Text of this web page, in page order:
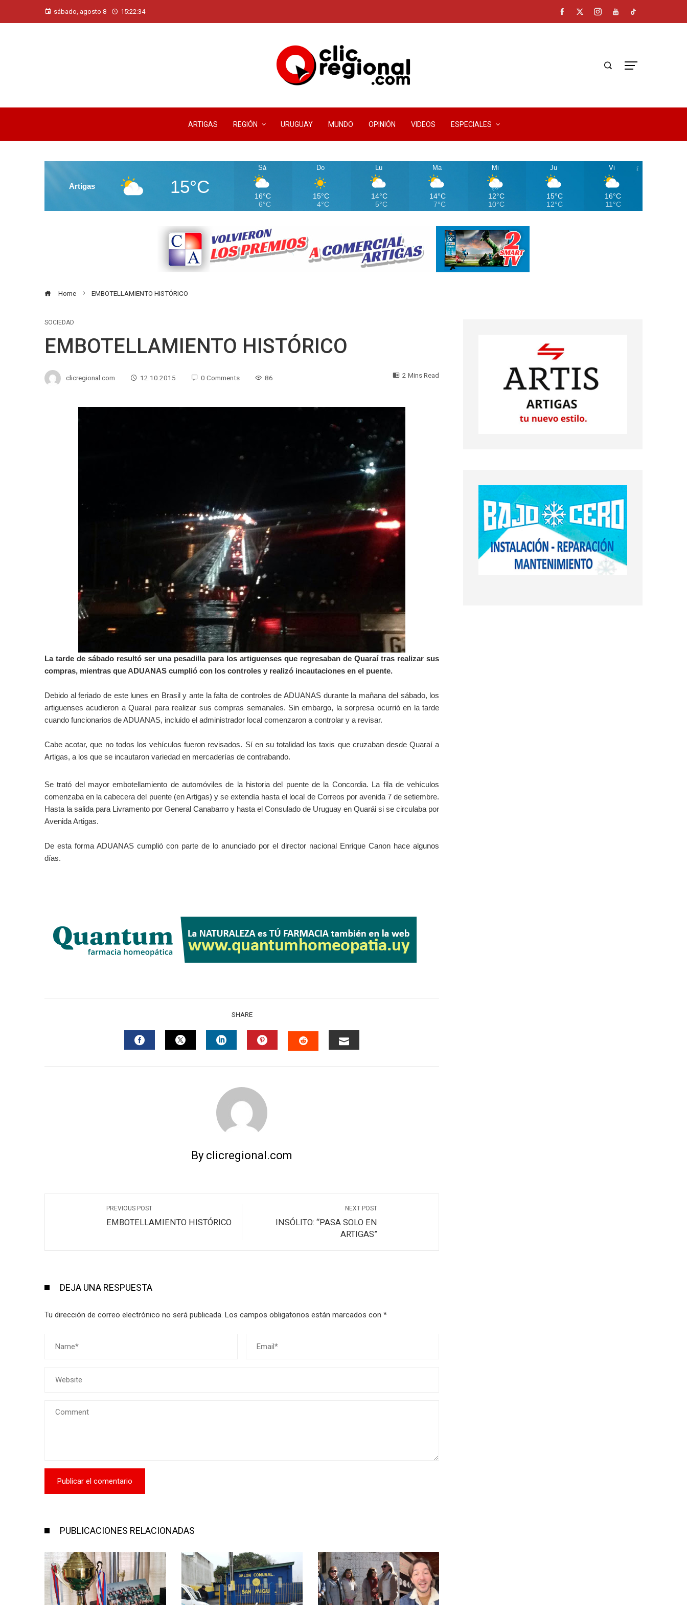
sábado, agosto 8 15:22:34
ARTIGAS REGIÓN URUGUAY MUNDO OPINIÓN VIDEOS ESPECIALES
Artigas 15°C
Sá
16°C
6°C
Do
15°C
4°C
Lu
14°C
5°C
Ma
14°C
7°C
Mi
12°C
10°C
Ju
15°C
12°C
Vi
16°C
11°C
Home EMBOTELLAMIENTO HISTÓRICO
SOCIEDAD
EMBOTELLAMIENTO HISTÓRICO
clicregional.com 12.10.2015 0 Comments 86 2 Mins Read
La tarde de sábado resultó ser una pesadilla para los artiguenses que regresaban de Quaraí tras realizar sus
compras, mientras que ADUANAS cumplió con los controles y realizó incautaciones en el puente.
Debido al feriado de este lunes en Brasil y ante la falta de controles de ADUANAS durante la mañana del sábado, los
artiguenses acudieron a Quaraí para realizar sus compras semanales. Sin embargo, la sorpresa ocurrió en la tarde
cuando funcionarios de ADUANAS, incluido el administrador local comenzaron a controlar y a revisar.
Cabe acotar, que no todos los vehículos fueron revisados. Sí en su totalidad los taxis que cruzaban desde Quaraí a
Artigas, a los que se incautaron variedad en mercaderías de contrabando.
Se trató del mayor embotellamiento de automóviles de la historia del puente de la Concordia. La fila de vehículos
comenzaba en la cabecera del puente (en Artigas) y se extendía hasta el local de Correos por avenida 7 de setiembre.
Hasta la salida para Livramento por General Canabarro y hasta el Consulado de Uruguay en Quarái si se circulaba por
Avenida Artigas.
De esta forma ADUANAS cumplió con parte de lo anunciado por el director nacional Enrique Canon hace algunos
días.
SHARE
By clicregional.com
PREVIOUS POST
EMBOTELLAMIENTO HISTÓRICO
NEXT POST
INSÓLITO: “PASA SOLO EN
ARTIGAS”
DEJA UNA RESPUESTA
Tu dirección de correo electrónico no será publicada. Los campos obligatorios están marcados con *
PUBLICACIONES RELACIONADAS